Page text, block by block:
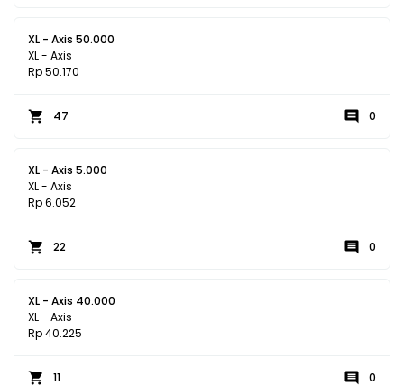
XL - Axis 50.000
XL - Axis
Rp 50.170
47 0
XL - Axis 5.000
XL - Axis
Rp 6.052
22 0
XL - Axis 40.000
XL - Axis
Rp 40.225
11 0